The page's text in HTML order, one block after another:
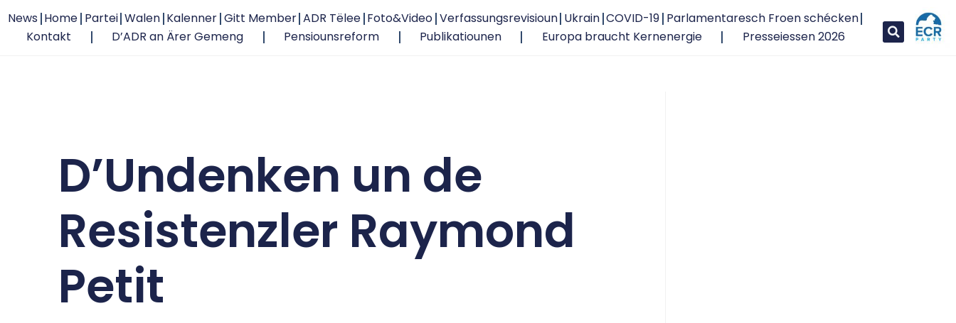
News Home Partei Walen Kalenner Gitt Member ADR Tëlee Foto&Video Verfassungsrevisioun Ukrain COVID-19 Parlamentaresch Froen schécken
Kontakt
D’ADR an Ärer Gemeng Pensiounsreform Publikatiounen Europa braucht Kernenergie Presseiessen 2026
D’Undenken un de
Resistenzler Raymond
Petit